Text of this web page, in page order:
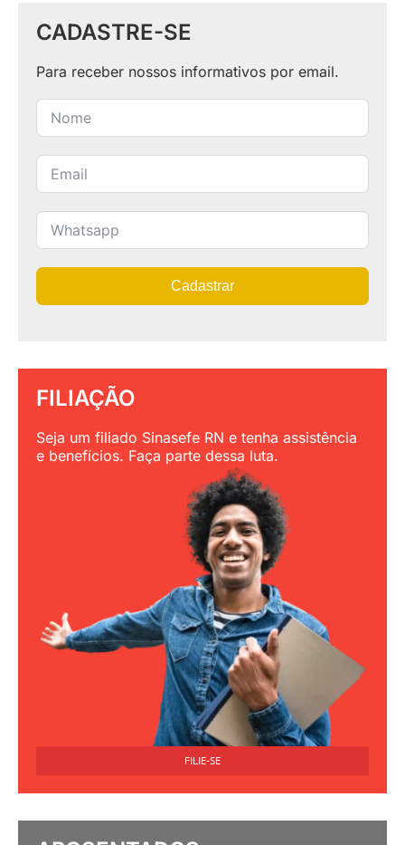
CADASTRE-SE
Para receber nossos informativos por email.
Cadastrar
FILIAÇÃO
Seja um filiado Sinasefe RN e tenha assistência
e benefícios. Faça parte dessa luta.
FILIE-SE